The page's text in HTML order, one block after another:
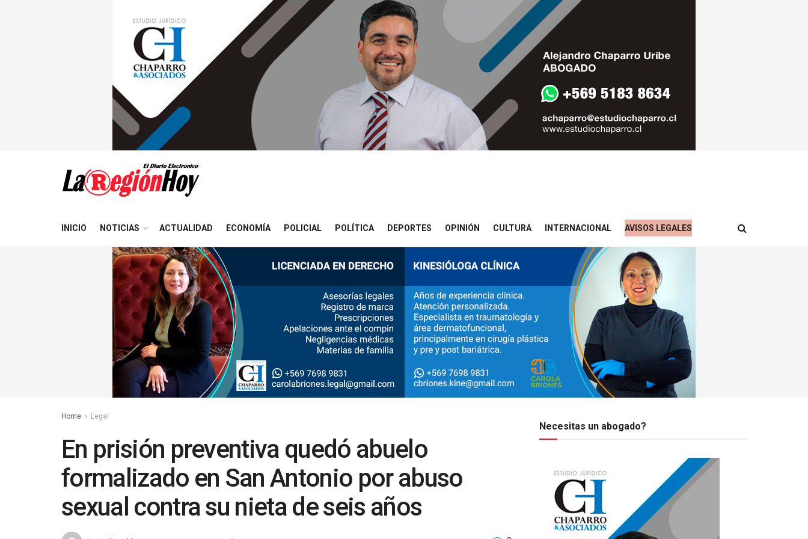
INICIO NOTICIAS ACTUALIDAD ECONOMÍA POLICIAL POLÍTICA DEPORTES OPINIÓN CULTURA INTERNACIONAL AVISOS LEGALES
Home Legal
En prisión preventiva quedó abuelo
formalizado en San Antonio por abuso
sexual contra su nieta de seis años
Necesitas un abogado?